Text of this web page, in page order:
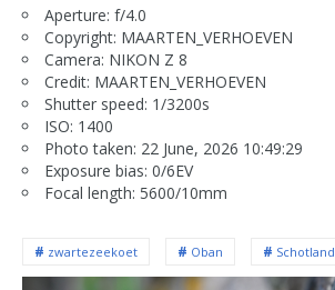
Aperture: f/4.0
Copyright: MAARTEN_VERHOEVEN
Camera: NIKON Z 8
Credit: MAARTEN_VERHOEVEN
Shutter speed: 1/3200s
ISO: 1400
Photo taken: 22 June, 2026 10:49:29
Exposure bias: 0/6EV
Focal length: 5600/10mm
zwartezeekoet Oban Schotland